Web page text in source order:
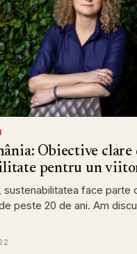
Obiective clare
pentru un
sustenabilitatea face parte
peste 20 de ani. Am